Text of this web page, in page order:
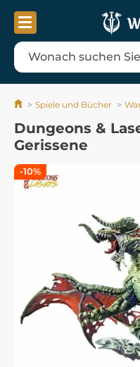
Spiele und Bücher
Dungeons &
Gerissene
-10%